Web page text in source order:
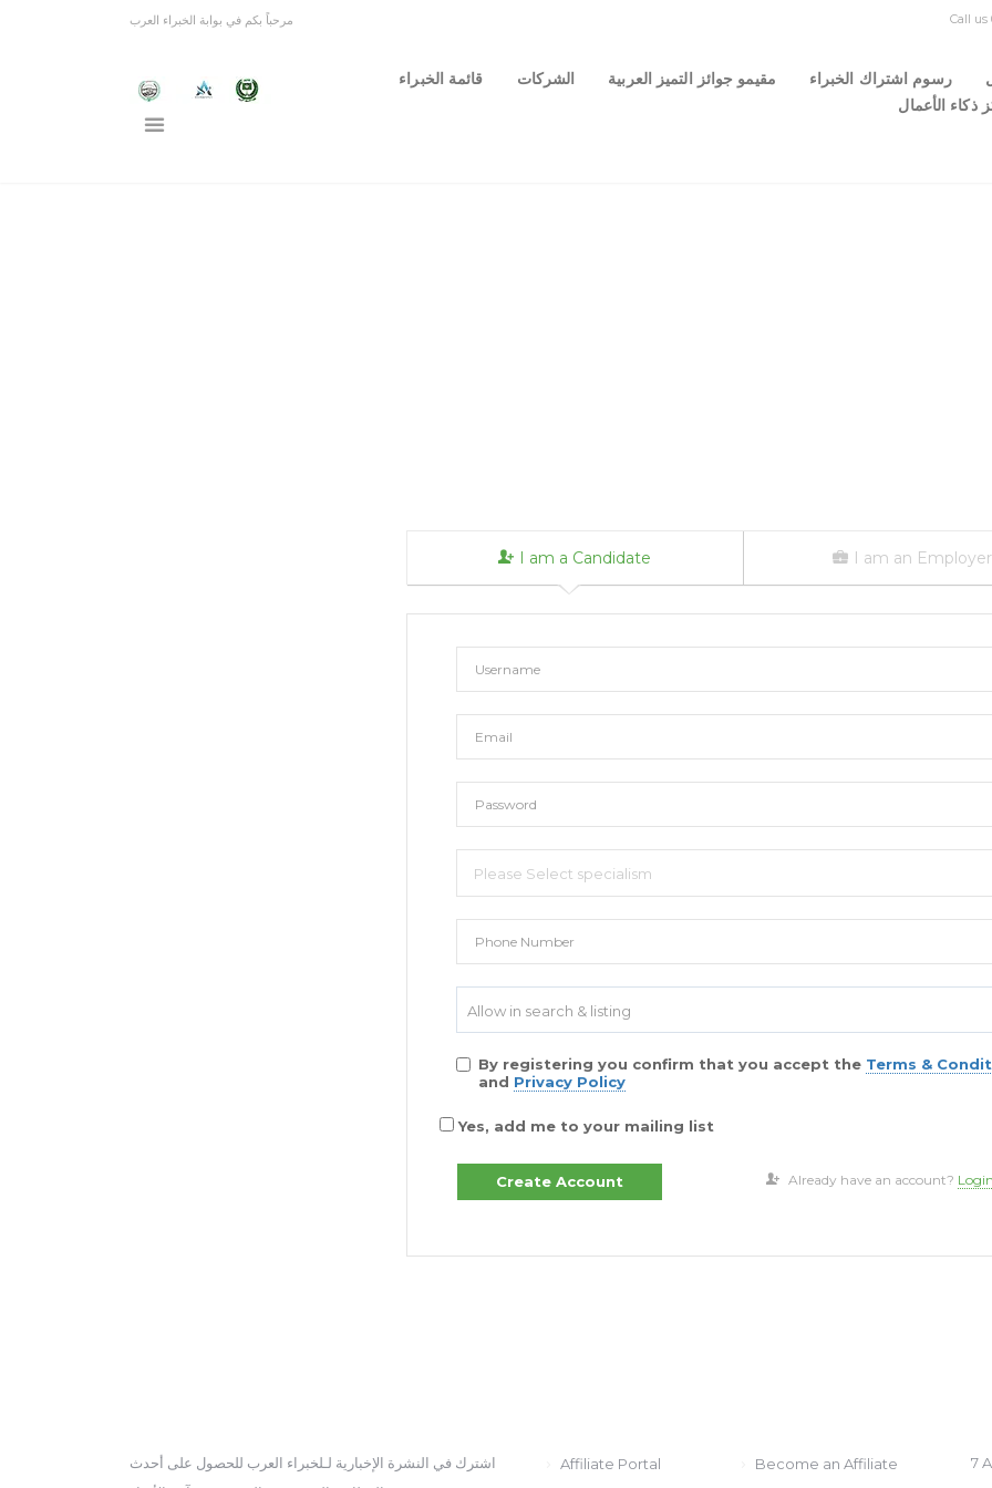
مرحباً بكم في بوابة الخبراء العرب Call us
قائمة الخبراء الشركات مقيمو جوائز التميز العربية رسوم اشتراك الخبراء
ذكاء الأعمال
I am a Candidate I am an Employer
Allow in search & listing
By registering you confirm that you accept the Terms &
and Privacy Policy
Yes, add me to your mailing list
Already have an account?
اشترك في النشرة الإخبارية لـلخبراء العرب للحصول على أحدث
Affiliate Portal Become an Affiliate
7